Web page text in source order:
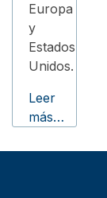
Europa
y
Estados
Unidos.
Leer
más…